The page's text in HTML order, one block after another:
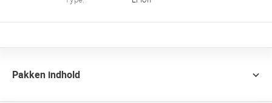
Pakken indhold